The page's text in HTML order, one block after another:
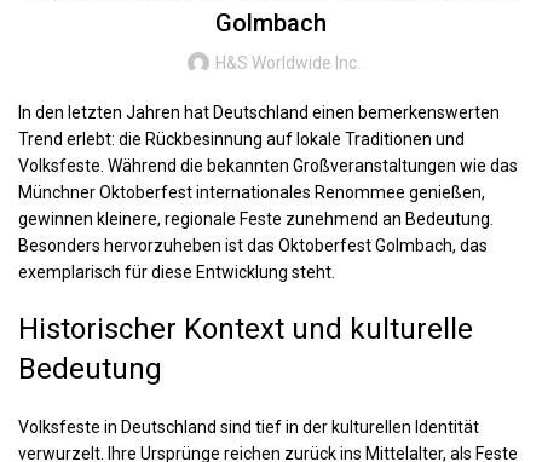
Golmbach
H&S Worldwide Inc.
In den letzten Jahren hat Deutschland einen bemerkenswerten
Trend erlebt: die Rückbesinnung auf lokale Traditionen und
Volksfeste. Während die bekannten Großveranstaltungen wie das
Münchner Oktoberfest internationales Renommee genießen,
gewinnen kleinere, regionale Feste zunehmend an Bedeutung.
Besonders hervorzuheben ist das Oktoberfest Golmbach, das
exemplarisch für diese Entwicklung steht.
Historischer Kontext und kulturelle
Bedeutung
Volksfeste in Deutschland sind tief in der kulturellen Identität
verwurzelt. Ihre Ursprünge reichen zurück ins Mittelalter, als Feste